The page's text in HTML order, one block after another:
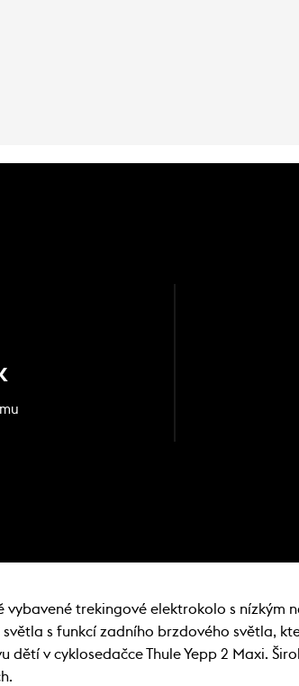
vybavené trekingové elektrokolo s
světla s funkcí zadního brzdového světla,
dětí v cyklosedačce Thule Yepp 2 Maxi.